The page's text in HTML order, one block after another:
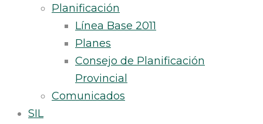
Planificación
Línea Base 2011
Planes
Consejo de Planificación
Provincial
Comunicados
SIL